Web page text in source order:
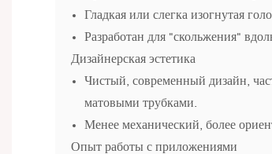
Гладкая или слегка изогнутая
Разработан для "скольжения"
Дизайнерская эстетика
Чистый, современный дизайн,
матовыми трубками.
Менее механический, более
Опыт работы с приложениями